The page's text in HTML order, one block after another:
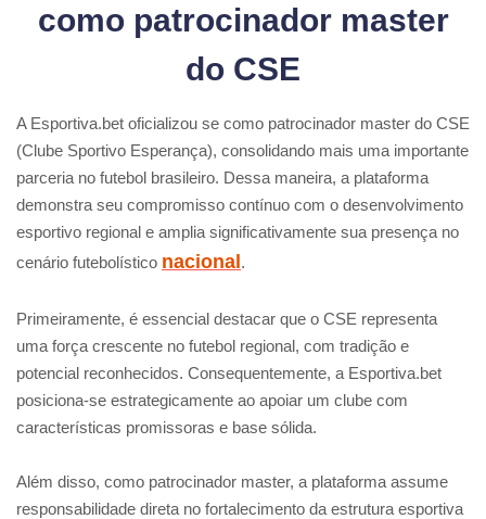
como patrocinador master
do CSE
A Esportiva.bet oficializou se como patrocinador master do CSE
(Clube Sportivo Esperança), consolidando mais uma importante
parceria no futebol brasileiro. Dessa maneira, a plataforma
demonstra seu compromisso contínuo com o desenvolvimento
esportivo regional e amplia significativamente sua presença no
cenário futebolístico nacional.
Primeiramente, é essencial destacar que o CSE representa
uma força crescente no futebol regional, com tradição e
potencial reconhecidos. Consequentemente, a Esportiva.bet
posiciona-se estrategicamente ao apoiar um clube com
características promissoras e base sólida.
Além disso, como patrocinador master, a plataforma assume
responsabilidade direta no fortalecimento da estrutura esportiva